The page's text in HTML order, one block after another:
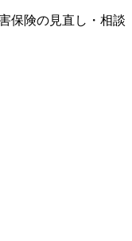
保険の見直し・相談